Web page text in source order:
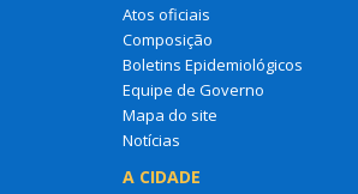
Atos oficiais
Composição
Boletins Epidemiológicos
Equipe de Governo
Mapa do site
Notícias
A CIDADE